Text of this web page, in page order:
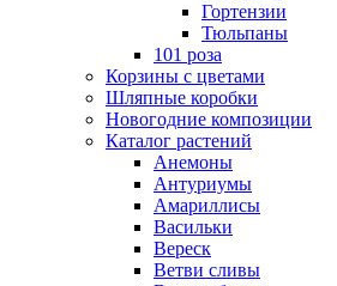
Гортензии
Тюльпаны
101 роза
Корзины с цветами
Шляпные коробки
Новогодние композиции
Каталог растений
Анемоны
Антуриумы
Амариллисы
Васильки
Вереск
Ветви сливы